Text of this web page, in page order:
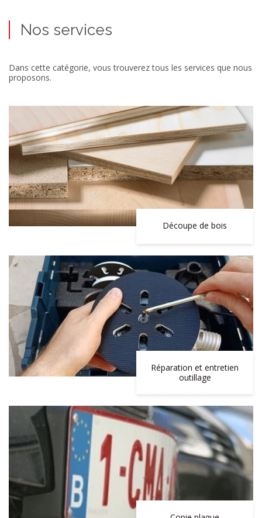
Nos services
Dans cette catégorie, vous trouverez tous les services que nous
proposons.
Découpe de bois
Réparation et entretien
outillage